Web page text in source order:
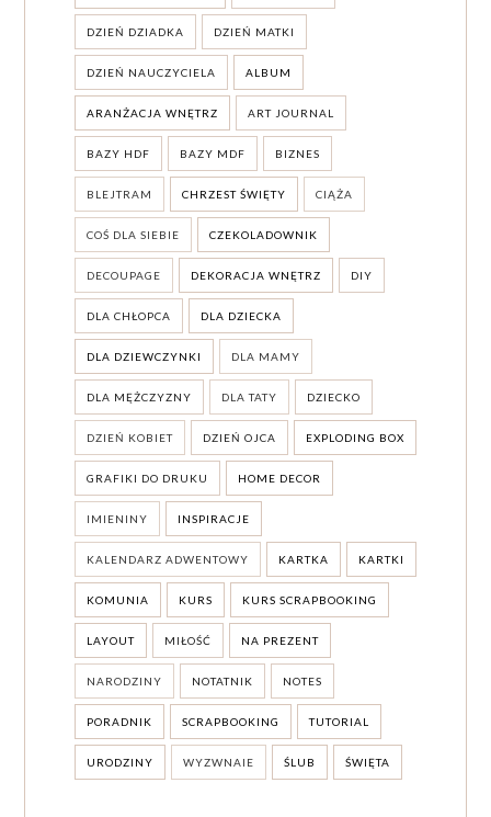
DZIEŃ DZIADKA DZIEŃ MATKI
DZIEŃ NAUCZYCIELA ALBUM
ARANŻACJA WNĘTRZ ART JOURNAL
BAZY HDF BAZY MDF BIZNES
BLEJTRAM CHRZEST ŚWIĘTY CIĄŻA
COŚ DLA SIEBIE CZEKOLADOWNIK
DECOUPAGE DEKORACJA WNĘTRZ DIY
DLA CHŁOPCA DLA DZIECKA
DLA DZIEWCZYNKI DLA MAMY
DLA MĘŻCZYZNY DLA TATY DZIECKO
DZIEŃ KOBIET DZIEŃ OJCA EXPLODING BOX
GRAFIKI DO DRUKU HOME DECOR
IMIENINY INSPIRACJE
KALENDARZ ADWENTOWY KARTKA KARTKI
KOMUNIA KURS KURS SCRAPBOOKING
LAYOUT MIŁOŚĆ NA PREZENT
NARODZINY NOTATNIK NOTES
PORADNIK SCRAPBOOKING TUTORIAL
URODZINY WYZWNAIE ŚLUB ŚWIĘTA